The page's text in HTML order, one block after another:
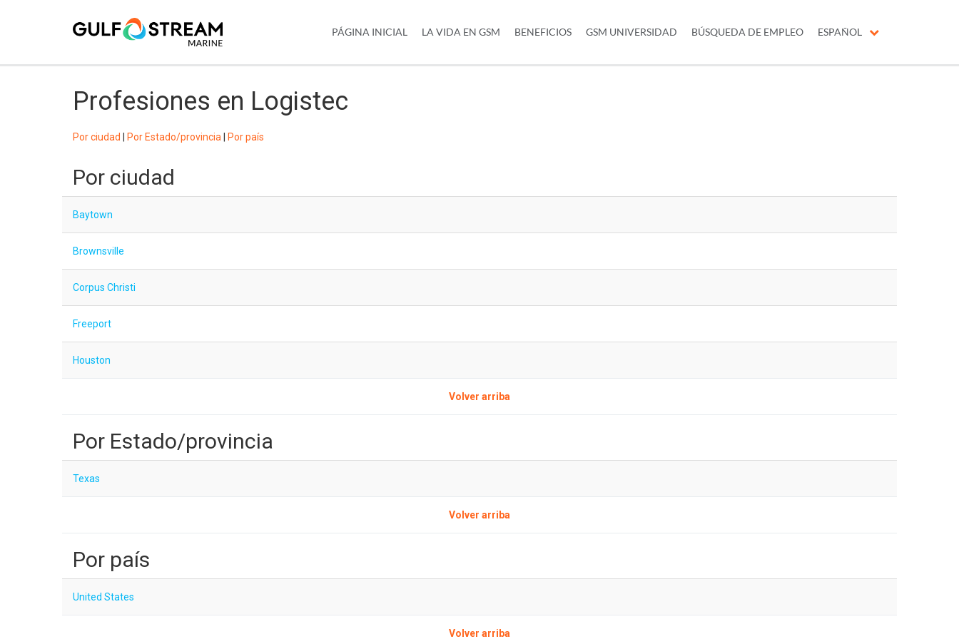
PÁGINA INICIAL LA VIDA EN GSM BENEFICIOS GSM UNIVERSIDAD BÚSQUEDA DE EMPLEO ESPAÑOL
Profesiones en Logistec
Por ciudad Por Estado/provincia Por país
Por ciudad
Baytown
Brownsville
Corpus Christi
Freeport
Houston
Volver arriba
Por Estado/provincia
Texas
Volver arriba
Por país
United States
Volver arriba